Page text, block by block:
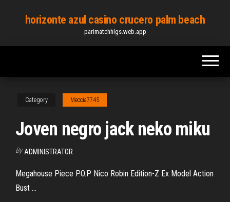
content
horizonte azul casino crucero palm beach
parimatchhlgs.web.app
Category Meccia7745
Joven negro jack neko miku
By ADMINISTRATOR
Megahouse Piece P.O.P Nico Robin Edition-Z Ex Model Action
Bust ...